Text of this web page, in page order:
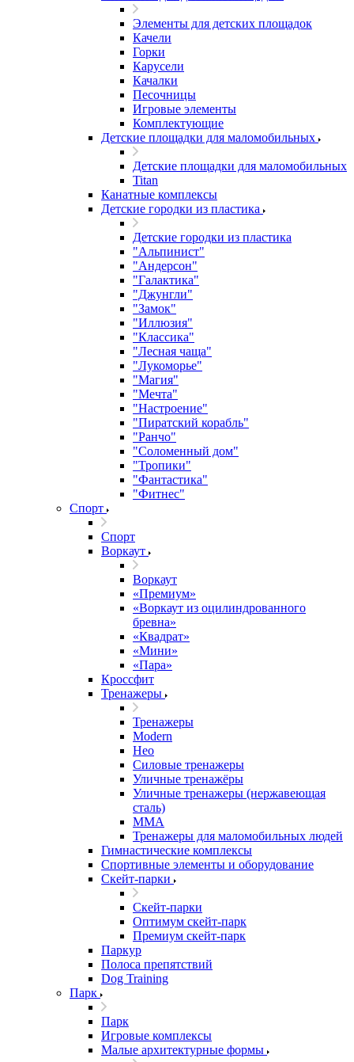
Элементы для детских площадок
Качели
Горки
Карусели
Качалки
Песочницы
Игровые элементы
Комплектующие
Детские площадки для маломобильных
Детские площадки для маломобильных
Titan
Канатные комплексы
Детские городки из пластика
Детские городки из пластика
"Альпинист"
"Андерсон"
"Галактика"
"Джунгли"
"Замок"
"Иллюзия"
"Классика"
"Лесная чаща"
"Лукоморье"
"Магия"
"Мечта"
"Настроение"
"Пиратский корабль"
"Ранчо"
"Соломенный дом"
"Тропики"
"Фантастика"
"Фитнес"
Спорт
Спорт
Воркаут
Воркаут
«Премиум»
«Воркаут из оцилиндрованного
бревна»
«Квадрат»
«Мини»
«Пара»
Кроссфит
Тренажеры
Тренажеры
Modern
Нео
Силовые тренажеры
Уличные тренажёры
Уличные тренажеры (нержавеющая
сталь)
ММА
Тренажеры для маломобильных людей
Гимнастические комплексы
Спортивные элементы и оборудование
Скейт-парки
Скейт-парки
Оптимум скейт-парк
Премиум скейт-парк
Паркур
Полоса препятствий
Dog Training
Парк
Парк
Игровые комплексы
Малые архитектурные формы